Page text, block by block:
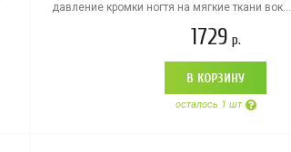
давление кромки ногтя на мягкие ткани вок...
1729 р.
В КОРЗИНУ
осталось 1 шт